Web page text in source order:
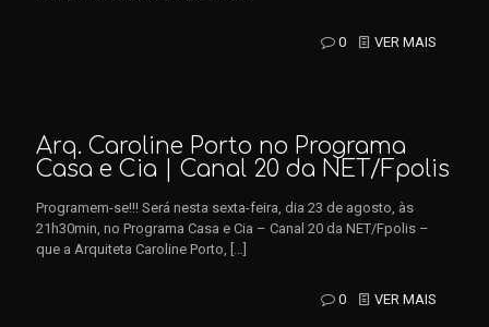
0 VER MAIS
Arq. Caroline Porto no Programa
Casa e Cia | Canal 20 da NET/Fpolis
Programem-se!!! Será nesta sexta-feira, dia 23 de agosto, às
21h30min, no Programa Casa e Cia – Canal 20 da NET/Fpolis –
que a Arquiteta Caroline Porto, […]
0 VER MAIS